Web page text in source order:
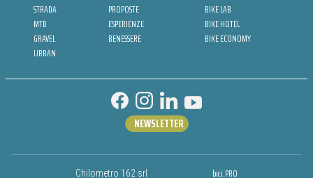
STRADA
MTB
GRAVEL
URBAN
PROPOSTE
ESPERIENZE
BENESSERE
BIKE LAB
BIKE HOTEL
BIKE ECONOMY
Chilometro 162 srl bici.PRO
NEWSLETTER